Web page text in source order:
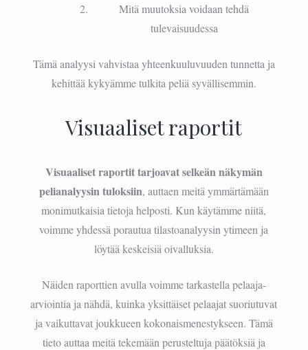
Mitä muutoksia voidaan tehdä
tulevaisuudessa
Tämä analyysi vahvistaa yhteenkuuluvuuden tunnetta ja
kehittää kykyämme tulkita peliä syvällisemmin.
Visuaaliset raportit
Visuaaliset raportit tarjoavat selkeän näkymän
pelianalyysin tuloksiin, auttaen meitä ymmärtämään
monimutkaisia tietoja helposti. Kun käytämme niitä,
voimme yhdessä porautua tilastoanalyysin ytimeen ja
löytää keskeisiä oivalluksia.
Näiden raporttien avulla voimme tarkastella pelaaja-
arviointia ja nähdä, kuinka yksittäiset pelaajat suoriutuvat
ja vaikuttavat joukkueen kokonaismenestykseen. Tämä
tieto auttaa meitä tekemään perusteltuja päätöksiä ja